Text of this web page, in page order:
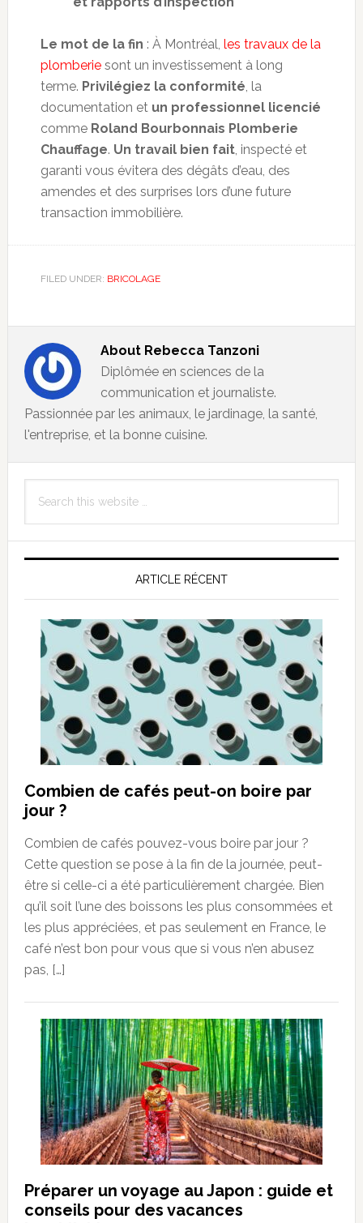
Le mot de la fin : À Montréal, les travaux de la
plomberiesont un investissement à long
terme. Privilégiez la conformité, la
documentation et un professionnel licencié
comme Roland Bourbonnais Plomberie
Chauffage. Un travail bien fait, inspecté et
garanti vous évitera des dégâts d’eau, des
amendes et des surprises lors d’une future
transaction immobilière.
FILED UNDER: BRICOLAGE
About Rebecca Tanzoni
Diplômée en sciences de la
communication et journaliste.
Passionnée par les animaux, le jardinage, la santé,
l'entreprise, et la bonne cuisine.
Primary
Sidebar
this
ARTICLE RÉCENT
Combien de cafés peut-on boire par
jour ?
Combien de cafés pouvez-vous boire par jour ?
Cette question se pose à la fin de la journée, peut-
être si celle-ci a été particulièrement chargée. Bien
qu’il soit l’une des boissons les plus consommées et
les plus appréciées, et pas seulement en France, le
café n’est bon pour vous que si vous n’en abusez
pas, […]
Préparer un voyage au Japon : guide et
conseils pour des vacances